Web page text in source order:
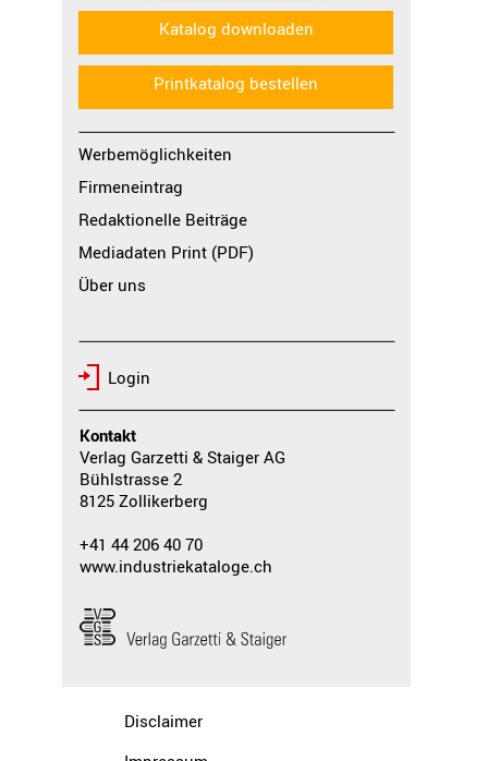
Katalog downloaden
Printkatalog bestellen
Werbemöglichkeiten
Firmeneintrag
Redaktionelle Beiträge
Mediadaten Print (PDF)
Über uns
Disclaimer
Login
Kontakt
Verlag Garzetti & Staiger AG
Bühlstrasse 2
8125 Zollikerberg
+41 44 206 40 70
www.industriekataloge.ch